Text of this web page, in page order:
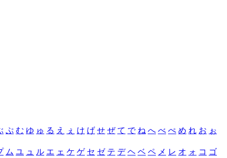
ぷ む ゆ ゅ る え ぇ け げ せ ぜ て で ね へ べ ぺ め れ お ぉ
ム ユ ュ ル エ ェ ケ ゲ セ ゼ テ デ ヘ ベ ペ メ レ オ ォ コ ゴ